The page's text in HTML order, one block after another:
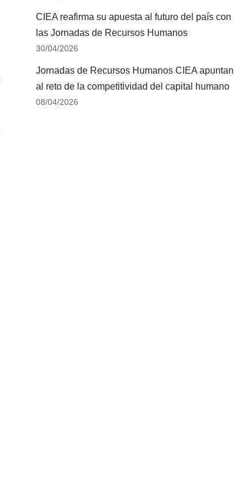
CIEA reafirma su apuesta al futuro del país con
las Jornadas de Recursos Humanos
30/04/2026
Jornadas de Recursos Humanos CIEA apuntan
al reto de la competitividad del capital humano
08/04/2026